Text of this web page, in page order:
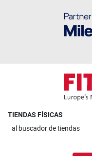
TIENDAS FÍSICAS
al buscador de tiendas